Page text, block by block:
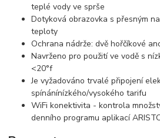
teplé vody ve sprše
Dotyková obrazovka s přesným
teploty
Ochrana nádrže: dvě hořčíkové
Navrženo pro použití ve vodě s
<20°f
Je vyžadováno trvalé připojení
spínánínízkého/vysokého tarifu
WiFi konektivita - kontrola
denního programu aplikací